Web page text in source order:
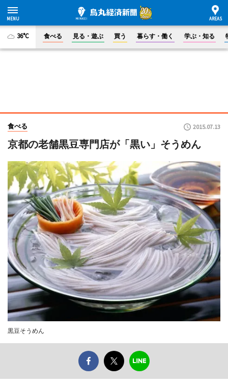
36°C 食べる 見る・遊ぶ 買う 暮らす・働く 学ぶ・知る
食べる 2015.07.13
京都の老舗黒豆専門店が「黒い」そうめん
黒豆そうめん